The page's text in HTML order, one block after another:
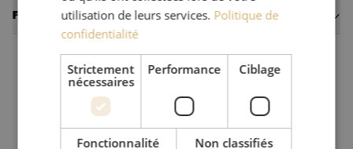
Fiches techniques
utilisation de leurs services. Politique de
confidentialité
Strictement
nécessaires
Performance Ciblage
Fonctionnalité Non classifiés